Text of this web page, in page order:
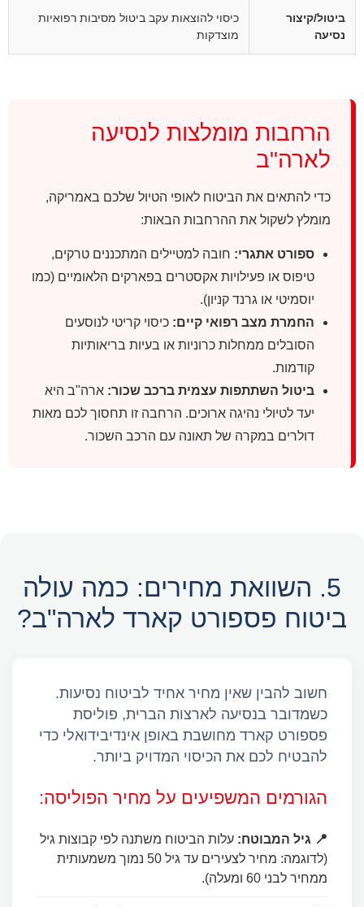
ביטול/קיצור
נסיעה
כיסוי להוצאות עקב ביטול מסיבות רפואיות
מוצדקות
הרחבות מומלצות לנסיעה
לארה"ב
כדי להתאים את הביטוח לאופי הטיול שלכם באמריקה,
מומלץ לשקול את ההרחבות הבאות:
ספורט אתגרי: חובה למטיילים המתכננים טרקים,
טיפוס או פעילויות אקסטרים בפארקים הלאומיים (כמו
יוסמיטי או גרנד קניון).
החמרת מצב רפואי קיים: כיסוי קריטי לנוסעים
הסובלים ממחלות כרוניות או בעיות בריאותיות
קודמות.
ביטול השתתפות עצמית ברכב שכור: ארה"ב היא
יעד לטיולי נהיגה ארוכים. הרחבה זו תחסוך לכם מאות
דולרים במקרה של תאונה עם הרכב השכור.
5. השוואת מחירים: כמה עולה
ביטוח פספורט קארד לארה"ב?
חשוב להבין שאין מחיר אחיד לביטוח נסיעות.
כשמדובר בנסיעה לארצות הברית, פוליסת
פספורט קארד מחושבת באופן אינדיבידואלי כדי
להבטיח לכם את הכיסוי המדויק ביותר.
הגורמים המשפיעים על מחיר הפוליסה:
📍 גיל המבוטח: עלות הביטוח משתנה לפי קבוצות גיל
(לדוגמה: מחיר לצעירים עד גיל 50 נמוך משמעותית
ממחיר לבני 60 ומעלה).